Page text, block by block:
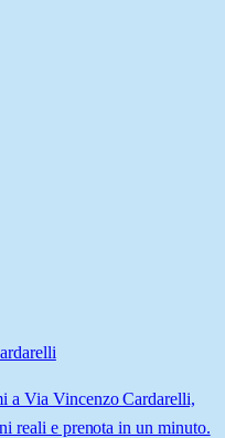
a Via Vincenzo Cardarelli,
reali e prenota in un minuto.